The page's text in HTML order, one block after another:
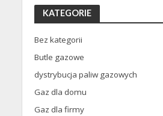
KATEGORIE
Bez kategorii
Butle gazowe
dystrybucja paliw gazowych
Gaz dla domu
Gaz dla firmy